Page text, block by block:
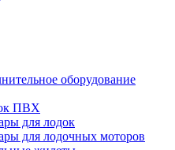
оборудование
ПВХ
для лодок
для лодочных моторов